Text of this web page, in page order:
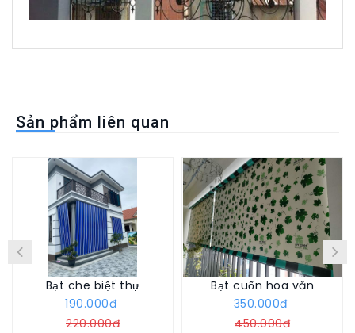
Sản phẩm liên quan
Bạt che biệt thự
190.000đ
220.000đ
Bạt cuốn hoa văn
350.000đ
450.000đ